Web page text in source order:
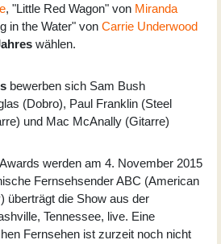
, "Little Red Wagon" von Miranda
in the Water" von Carrie Underwood
wählen.
bewerben sich Sam Bush
(Dobro), Paul Franklin (Steel
und Mac McAnally (Gitarre)
werden am 4. November 2015
Fernsehsender ABC (American
überträgt die Show aus der
Tennessee, live. Eine
Fernsehen ist zurzeit noch nicht